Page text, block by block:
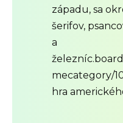
západu, sa
šerifov,
a
mecategory/
hra